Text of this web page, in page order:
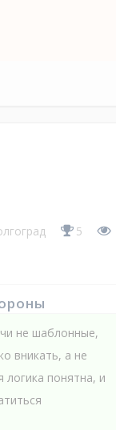
5
не шаблонные,
вникать, а не
логика понятна, и